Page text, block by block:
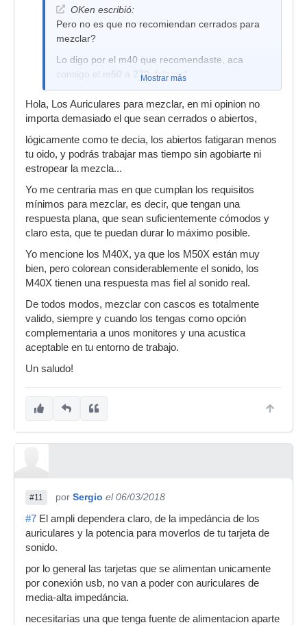
OKen escribió:
Pero no es que no recomiendan cerrados para
mezclar?
Lo digo por el m40 que recomendaste, aca
consigo el m50 a 279 dolares!
Mostrar más
Hola, Los Auriculares para mezclar, en mi opinion no
importa demasiado el que sean cerrados o abiertos,
lógicamente como te decia, los abiertos fatigaran menos
tu oido, y podrás trabajar mas tiempo sin agobiarte ni
estropear la mezcla...
Yo me centraria mas en que cumplan los requisitos
mínimos para mezclar, es decir, que tengan una
respuesta plana, que sean suficientemente cómodos y
claro esta, que te puedan durar lo máximo posible.
Yo mencione los M40X, ya que los M50X están muy
bien, pero colorean considerablemente el sonido, los
M40X tienen una respuesta mas fiel al sonido real.
De todos modos, mezclar con cascos es totalmente
valido, siempre y cuando los tengas como opción
complementaria a unos monitores y una acustica
aceptable en tu entorno de trabajo.
Un saludo!
#11 por Sergio el 06/03/2018
#7 El ampli dependera claro, de la impedáncia de los
auriculares y la potencia para moverlos de tu tarjeta de
sonido.
por lo general las tarjetas que se alimentan unicamente
por conexión usb, no van a poder con auriculares de
media-alta impedáncia.
necesitarías una que tenga fuente de alimentacion aparte